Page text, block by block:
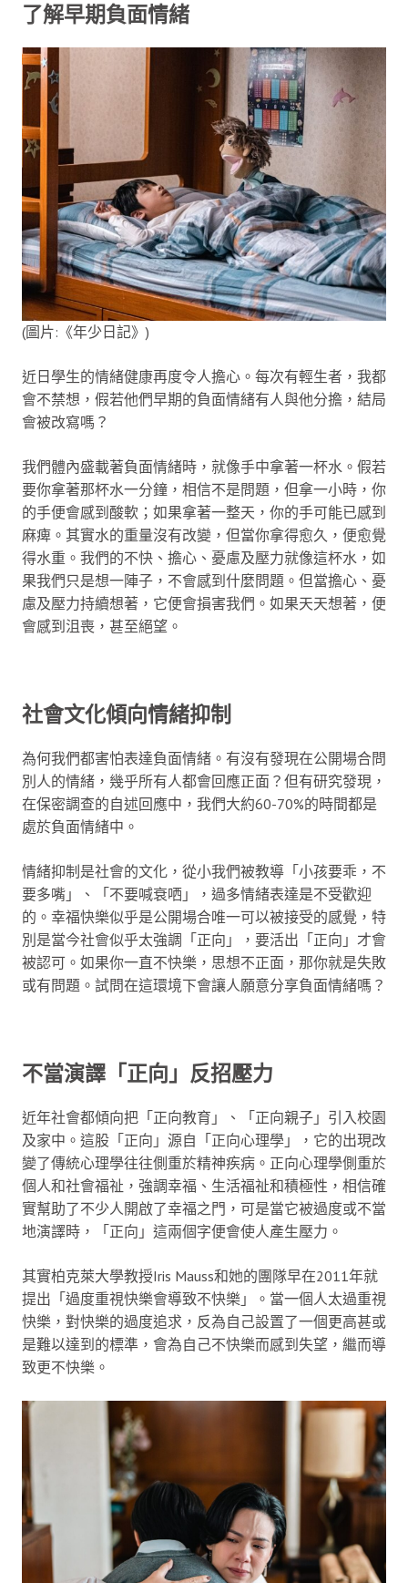
了解早期負面情緒
(圖片:《年少日記》)
近日學生的情緒健康再度令人擔心。每次有輕生者，我都
會不禁想，假若他們早期的負面情緒有人與他分擔，結局
會被改寫嗎？
我們體內盛載著負面情緒時，就像手中拿著一杯水。假若
要你拿著那杯水一分鐘，相信不是問題，但拿一小時，你
的手便會感到酸軟；如果拿著一整天，你的手可能已感到
麻痺。其實水的重量沒有改變，但當你拿得愈久，便愈覺
得水重。我們的不快、擔心、憂慮及壓力就像這杯水，如
果我們只是想一陣子，不會感到什麼問題。但當擔心、憂
慮及壓力持續想著，它便會損害我們。如果天天想著，便
會感到沮喪，甚至絕望。
社會文化傾向情緒抑制
為何我們都害怕表達負面情緒。有沒有發現在公開場合問
別人的情緒，幾乎所有人都會回應正面？但有研究發現，
在保密調查的自述回應中，我們大約60-70%的時間都是
處於負面情緒中。
情緒抑制是社會的文化，從小我們被教導「小孩要乖，不
要多嘴」、「不要喊衰哂」，過多情緒表達是不受歡迎
的。幸福快樂似乎是公開場合唯一可以被接受的感覺，特
別是當今社會似乎太強調「正向」，要活出「正向」才會
被認可。如果你一直不快樂，思想不正面，那你就是失敗
或有問題。試問在這環境下會讓人願意分享負面情緒嗎？
不當演譯「正向」反招壓力
近年社會都傾向把「正向教育」、「正向親子」引入校園
及家中。這股「正向」源自「正向心理學」，它的出現改
變了傳統心理學往往側重於精神疾病。正向心理學側重於
個人和社會福祉，強調幸福、生活福祉和積極性，相信確
實幫助了不少人開啟了幸福之門，可是當它被過度或不當
地演譯時，「正向」這兩個字便會使人產生壓力。
其實柏克萊大學教授Iris Mauss和她的團隊早在2011年就
提出「過度重視快樂會導致不快樂」。當一個人太過重視
快樂，對快樂的過度追求，反為自己設置了一個更高甚或
是難以達到的標準，會為自己不快樂而感到失望，繼而導
致更不快樂。